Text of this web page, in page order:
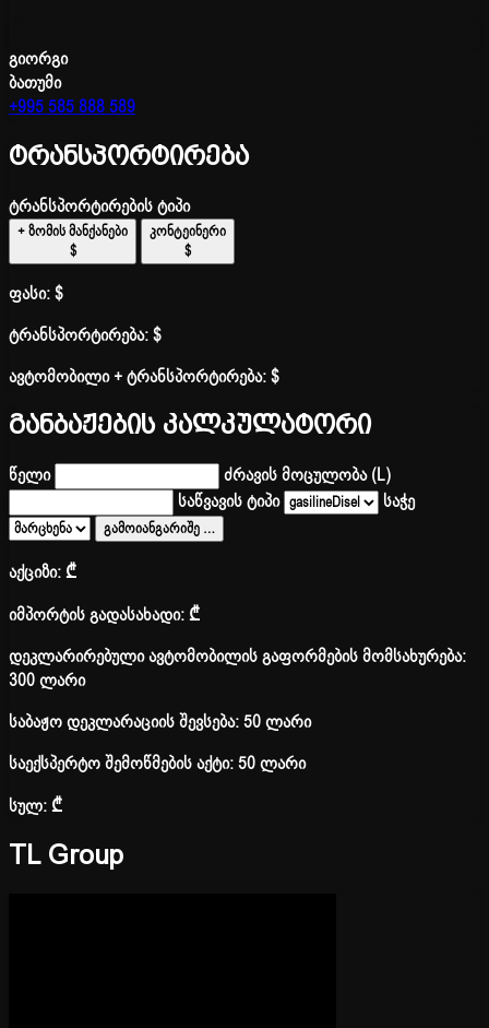
გიორგი
ბათუმი
+995 585 888 589
ტრანსპორტირება
ტრანსპორტირების ტიპი
+ ზომის მანქანები
$
კონტეინერი
$
ფასი:$
ტრანსპორტირება:$
ავტომობილი + ტრანსპორტირება:$
განბაჟების კალკულატორი
წელი
ძრავის მოცულობა (L)
საწვავის ტიპი
საჭე
გამოიანგარიშე …
აქციზი:₾
იმპორტის გადასახადი:₾
დეკლარირებული ავტომობილის გაფორმების მომსახურება:
300 ლარი
საბაჟო დეკლარაციის შევსება: 50 ლარი
საექსპერტო შემოწმების აქტი: 50 ლარი
სულ:₾
TL Group